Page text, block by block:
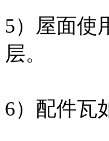
5）屋面使
层。
6）配件瓦